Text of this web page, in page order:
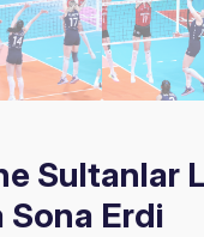
Sultanlar
Sona Erdi